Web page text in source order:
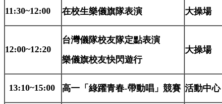
11:30~12:00 在校生樂儀旗隊表演 大操場
12:00~12:20
台灣儀隊校友隊定點表演
樂儀旗校友快閃遊行
大操場
13:10~15:00 高一「綠躍青春-帶動唱」競賽 活動中心